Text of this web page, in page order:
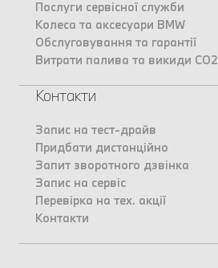
Послуги сервісної служби
Колеса та аксесуари BMW
Обслуговування та гарантії
Витрати палива та викиди CO2
Контакти
Запис на тест-драйв
Придбати дистанційно
Запит зворотного дзвінка
Запис на сервіс
Перевірка на тех. акції
Контакти